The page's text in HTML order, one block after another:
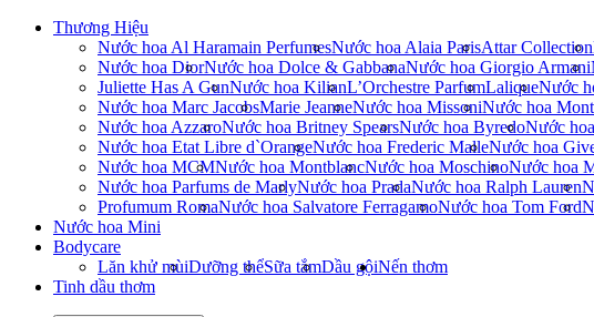
Thương Hiệu
Nước hoa Al Haramain PerfumesNước hoa Alaia ParisAttar Collection
Nước hoa DiorNước hoa Dolce & GabbanaNước hoa Giorgio Armani
Juliette Has A GunNước hoa KilianL’Orchestre ParfumLaliqueNước
Nước hoa Marc JacobsMarie JeanneNước hoa MissoniNước hoa
Nước hoa AzzaroNước hoa Britney SpearsNước hoa ByredoNước
Nước hoa Etat Libre d`OrangeNước hoa Frederic MalleNước hoa
Nước hoa MCMNước hoa MontblancNước hoa MoschinoNước hoa
Nước hoa Parfums de MarlyNước hoa PradaNước hoa Ralph Lauren
Profumum RomaNước hoa Salvatore FerragamoNước hoa Tom Ford
Nước hoa Mini
Bodycare
Lăn khử mùiDưỡng thểSữa tắmDầu gộiNến thơm
Tinh dầu thơm